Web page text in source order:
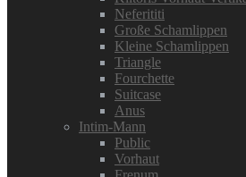
Neferititi
Große Schamlippen
Kleine Schamlippen
Triangle
Fourchette
Suitcase
Anus
Intim-Mann
Public
Vorhaut